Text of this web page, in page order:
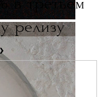
в третьем
релизу